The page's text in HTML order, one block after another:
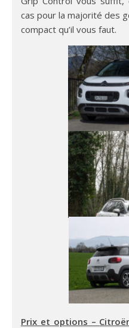
cas pour la majorité des
compact qu’il vous faut.
Prix et options –